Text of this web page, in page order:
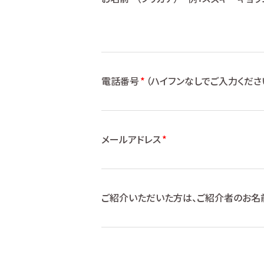
電話番号* （ハイフンなしでご入力くださ
メールアドレス*
ご紹介いただいた方は、ご紹介者のお名